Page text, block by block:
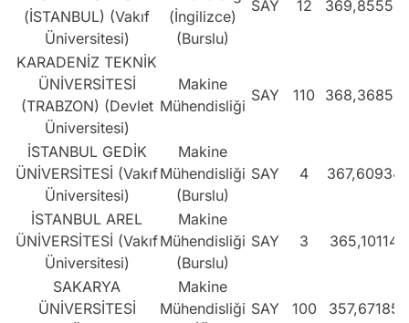
(İSTANBUL) (Vakıf
Üniversitesi)
(İngilizce)
(Burslu)
SAY 12 369,85554
KARADENİZ TEKNİK
ÜNİVERSİTESİ
(TRABZON) (Devlet
Üniversitesi)
Makine
Mühendisliği
SAY 110 368,36856
İSTANBUL GEDİK
ÜNİVERSİTESİ (Vakıf
Üniversitesi)
Makine
Mühendisliği
(Burslu)
SAY 4 367,60934
İSTANBUL AREL
ÜNİVERSİTESİ (Vakıf
Üniversitesi)
Makine
Mühendisliği
(Burslu)
SAY 3 365,10114
SAKARYA
ÜNİVERSİTESİ
Makine
Mühendisliği SAY 100 357,67185